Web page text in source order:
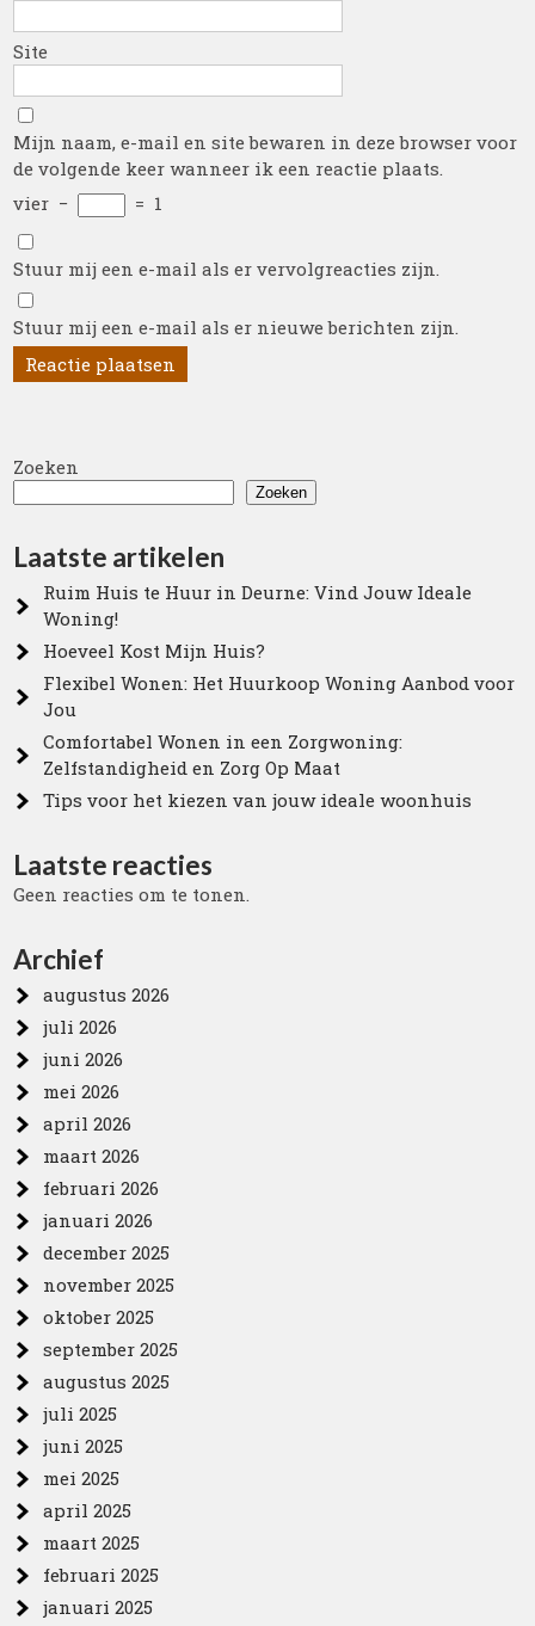
Site
Mijn naam, e-mail en site bewaren in deze browser voor
de volgende keer wanneer ik een reactie plaats.
vier − = 1
Stuur mij een e-mail als er vervolgreacties zijn.
Stuur mij een e-mail als er nieuwe berichten zijn.
Zoeken
Zoeken
Laatste artikelen
Ruim Huis te Huur in Deurne: Vind Jouw Ideale
Woning!
Hoeveel Kost Mijn Huis?
Flexibel Wonen: Het Huurkoop Woning Aanbod voor
Jou
Comfortabel Wonen in een Zorgwoning:
Zelfstandigheid en Zorg Op Maat
Tips voor het kiezen van jouw ideale woonhuis
Laatste reacties
Geen reacties om te tonen.
Archief
augustus 2026
juli 2026
juni 2026
mei 2026
april 2026
maart 2026
februari 2026
januari 2026
december 2025
november 2025
oktober 2025
september 2025
augustus 2025
juli 2025
juni 2025
mei 2025
april 2025
maart 2025
februari 2025
januari 2025